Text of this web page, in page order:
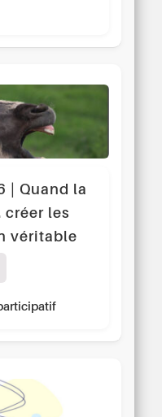
| Quand la
les
véritable